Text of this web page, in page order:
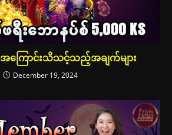
အကြောင်းသိသင့်သည့်အချက်များ
December 19, 2024